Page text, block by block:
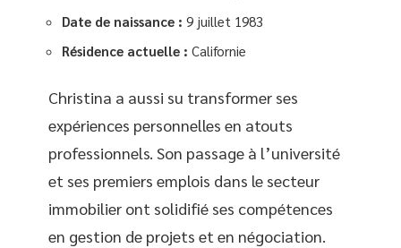
Date de naissance : 9 juillet 1983
Résidence actuelle : Californie
Christina a aussi su transformer ses
expériences personnelles en atouts
professionnels. Son passage à l’université
et ses premiers emplois dans le secteur
immobilier ont solidifié ses compétences
en gestion de projets et en négociation.